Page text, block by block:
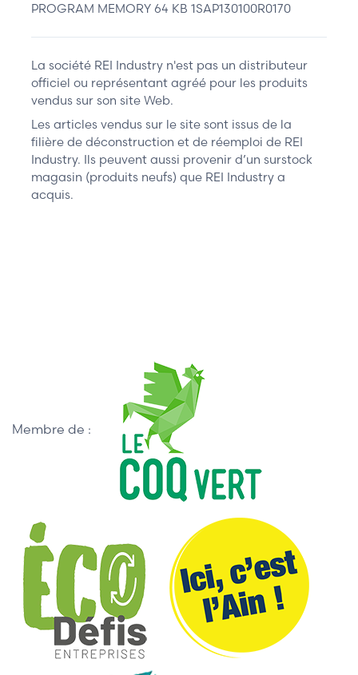
PROGRAM MEMORY 64 KB 1SAP130100R0170
La société REI Industry n'est pas un distributeur
officiel ou représentant agréé pour les produits
vendus sur son site Web.
Les articles vendus sur le site sont issus de la
filière de déconstruction et de réemploi de REI
Industry. Ils peuvent aussi provenir d’un surstock
magasin (produits neufs) que REI Industry a
acquis.
Membre de :